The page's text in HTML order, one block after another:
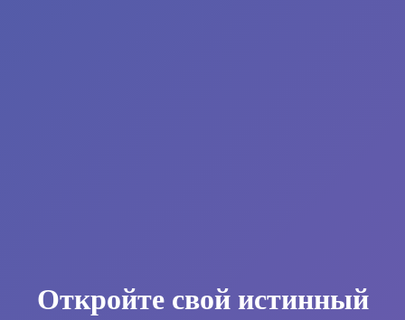
Откройте свой истинный